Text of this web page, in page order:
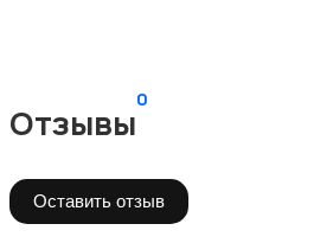
Отзывы
0
Оставить отзыв